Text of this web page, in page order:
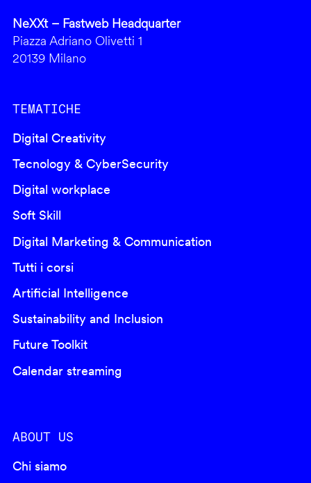
NeXXt – Fastweb Headquarter
Piazza Adriano Olivetti 1
20139 Milano
TEMATICHE
Digital Creativity
Tecnology & CyberSecurity
Digital workplace
Soft Skill
Digital Marketing & Communication
Tutti i corsi
Artificial Intelligence
Sustainability and Inclusion
Future Toolkit
Calendar streaming
ABOUT US
Chi siamo